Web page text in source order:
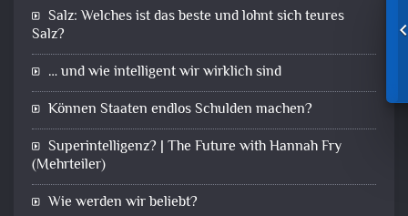
Salz: Welches ist das beste und lohnt sich teures
Salz?
… und wie intelligent wir wirklich sind
Können Staaten endlos Schulden machen?
Superintelligenz? | The Future with Hannah Fry
(Mehrteiler)
Wie werden wir beliebt?